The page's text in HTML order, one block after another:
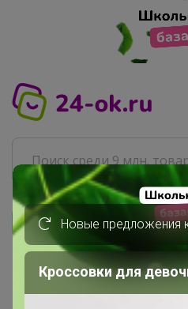
Главная
Новые предложения
Кроссовки для